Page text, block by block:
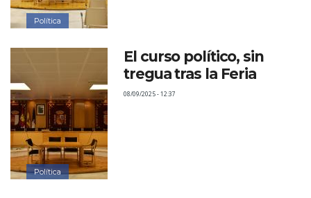
Política
Política
El curso político, sin
tregua tras la Feria
08/09/2025 - 12:37